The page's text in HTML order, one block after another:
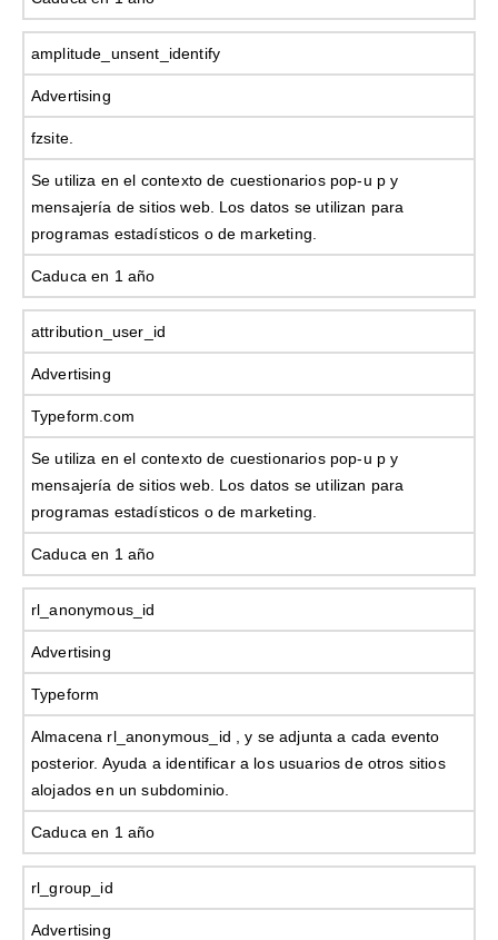
amplitude_unsent_identify
Advertising
fzsite.
Se utiliza en el contexto de cuestionarios pop-u p y
mensajería de sitios web. Los datos se utilizan para
programas estadísticos o de marketing.
Caduca en 1 año
attribution_user_id
Advertising
Typeform.com
Se utiliza en el contexto de cuestionarios pop-u p y
mensajería de sitios web. Los datos se utilizan para
programas estadísticos o de marketing.
Caduca en 1 año
rl_anonymous_id
Advertising
Typeform
Almacena rl_anonymous_id , y se adjunta a cada evento
posterior. Ayuda a identificar a los usuarios de otros sitios
alojados en un subdominio.
Caduca en 1 año
rl_group_id
Advertising